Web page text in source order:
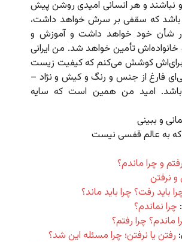
نباشند و هر انسانی امیدی روشن پیش
که سقفی بر سرش خواهد داشت،
شأن خود خواهد داشت و آموزش و
تأمین خواهد شد. من ایرانی
برای‌اش کوشش می‌کنم که کیفیت زیست
فارغ از جنس و رنگ و کیش و نژاد –
امید من همین است که سایه
و ببینی
که به عالم قفسی نیست
و چرا ماندم؟
و نرفتن
باید رفت؟ چرا باید ماند؟
چرا نماندم؟
ماندم؟ چرا رفتم؟
رفتن یا نرفتن؛ چرا مسئله این شد؟